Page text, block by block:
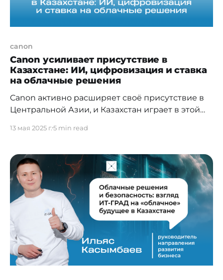
canon
Canon усиливает присутствие в
Казахстане: ИИ, цифровизация и ставка
на облачные решения
Canon активно расширяет своё присутствие в
Центральной Азии, и Казахстан играет в этой
выводит на рынок новые устройства, но и
решения для управления документооборотом.
О том, как Canon меняет рынок B2B-решений,
какие отрасли уже внедряют передовые
технологии, и какие планы у
13 мая 2025 г.5 min read